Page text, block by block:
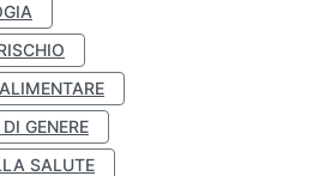
GENERE
SALUTE